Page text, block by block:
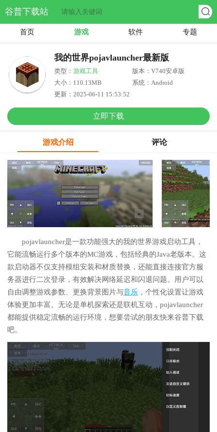
谷普下载站
首页 游戏 软件 专题
我的世界pojavlauncher最新版
类型： 游戏工具
版本：V740安卓版
大小：110.13MB
系统：Android
更新：2025-06-11 15:53:52
立即下载
游戏介绍 评论
pojavlauncher是一款功能强大的我的世界游戏启动工具，
它能流畅运行多个版本的MC游戏，包括经典的Java老版本。这
款启动器不仅支持模组安装和材质替换，还能直接连接官方服
务器进行二次登录，有效解决网络延迟和闪退问题。用户可以
自由调整游戏参数、更换背景图片与音乐 ，个性化设置让游戏
体验更加丰富。无论是单机探索还是联机互动，pojavlauncher
都能提供稳定流畅的运行环境，想要尝试的朋友快来谷普下载
吧。